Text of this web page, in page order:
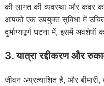
की लागत की व्यवस्था और कवर
आपको एक उपयुक्त सुविधा में
दुर्भाग्यपूर्ण घटना में, इसमें अवशेषों
3. यात्रा रद्दीकरण और
जीवन अप्रत्याशित है, और